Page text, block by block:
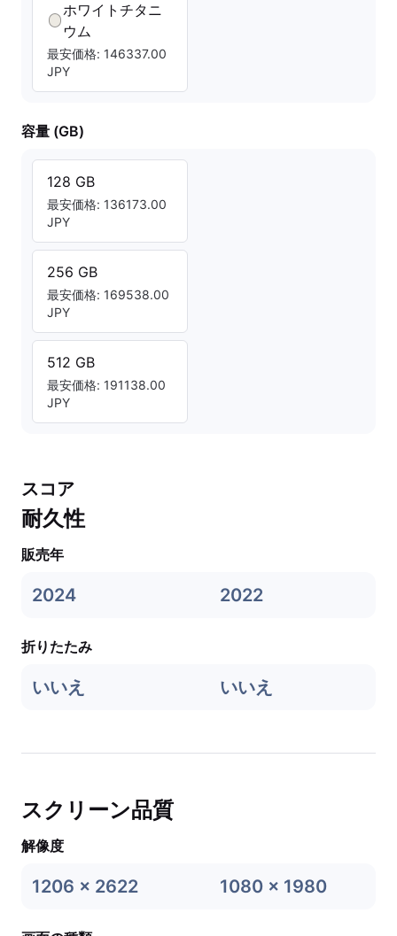
ホワイトチタニ
ウム
最安価格: 146337.00
JPY
容量 (GB)
128 GB
最安価格: 136173.00
JPY
256 GB
最安価格: 169538.00
JPY
512 GB
最安価格: 191138.00
JPY
スコア
耐久性
販売年
2024 2022
折りたたみ
いいえ いいえ
スクリーン品質
解像度
1206 x 2622 1080 x 1980